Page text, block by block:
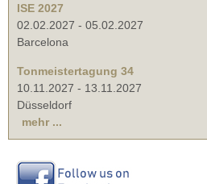
ISE 2027
02.02.2027 - 05.02.2027
Barcelona
Tonmeistertagung 34
10.11.2027 - 13.11.2027
Düsseldorf
mehr ...